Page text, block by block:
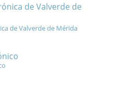
de Valverde de
de Valverde de Mérida